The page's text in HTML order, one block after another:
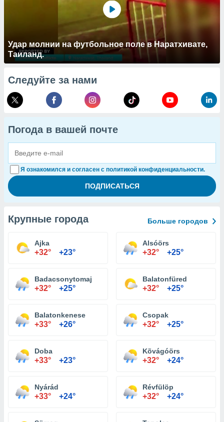
Удар молнии на футбольное поле в Наратхивате,
Таиланд.
Следуйте за нами
Погода в вашей почте
Я ознакомился и согласен с политикой конфиденциальности.
Крупные города Больше городов
Ajka
+32° +23°
Alsóörs
+32° +25°
Badacsonytomaj
+32° +25°
Balatonfüred
+32° +25°
Balatonkenese
+33° +26°
Csopak
+32° +25°
Doba
+33° +23°
Kõvágóörs
+32° +24°
Nyárád
+33° +24°
Révfülöp
+32° +24°